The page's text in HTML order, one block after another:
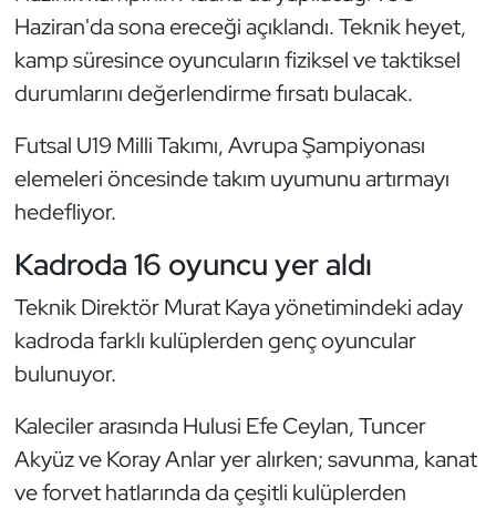
Haziran'da sona ereceği açıklandı. Teknik heyet,
kamp süresince oyuncuların fiziksel ve taktiksel
durumlarını değerlendirme fırsatı bulacak.
Futsal U19 Milli Takımı, Avrupa Şampiyonası
elemeleri öncesinde takım uyumunu artırmayı
hedefliyor.
Kadroda 16 oyuncu yer aldı
Teknik Direktör Murat Kaya yönetimindeki aday
kadroda farklı kulüplerden genç oyuncular
bulunuyor.
Kaleciler arasında Hulusi Efe Ceylan, Tuncer
Akyüz ve Koray Anlar yer alırken; savunma, kanat
ve forvet hatlarında da çeşitli kulüplerden
Hava Sporları
Hentbol
Judo ve Kuraş
Karate
Kayak
Kempo
Kick Boks